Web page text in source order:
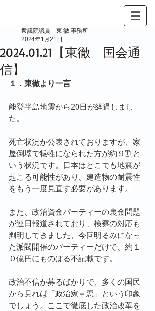
2024.01.21【東徹 国会通
信】
衆議院議員 東 徹 事務所
2024年1月21日
１．東徹より一言
能登半島地震から20日が経過しまし
た。
死亡状況が公表されておりますが、家
屋倒壊で犠牲になられた方が約９割と
いう状況です。日本はどこでも地震が
起こる可能性があり、建造物の耐震性
をもう一度見直す必要があります。
また、政治資金パーティーの裏金問題
が連日報道されており、検察の対応も
判明してきました。今回明るみになっ
た派閥開催のパーティーだけで、約１
０億円にものぼる不記載です。
政治不信が募るばかりで、多くの国民
から見れば「政治家＝悪」という印象
でしょう。ここで徹底した政治改革を